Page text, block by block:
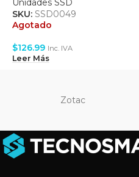
Unidades SSD
SKU: SSD0049
Agotado
$126.99 Inc. IVA
Leer Más
Zotac